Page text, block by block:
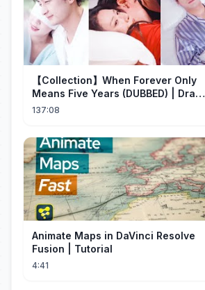
【Collection】When Forever Only
Means Five Years (DUBBED) | Drama
Talk
137:08
Animate Maps in DaVinci Resolve
Fusion | Tutorial
4:41